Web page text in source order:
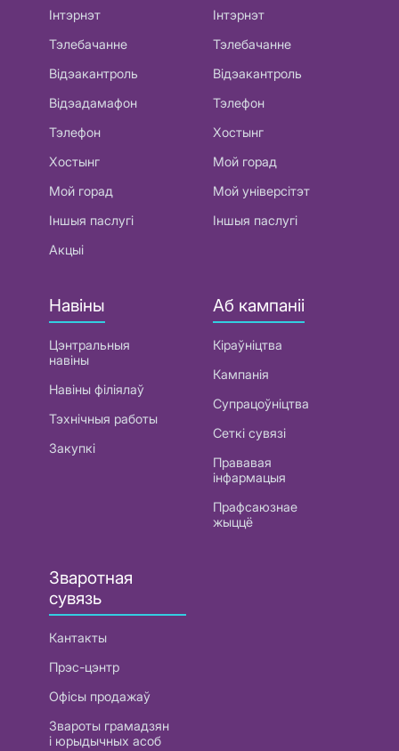
Інтэрнэт
Тэлебачанне
Відэакантроль
Відэадамафон
Тэлефон
Хостынг
Мой горад
Іншыя паслугі
Акцыі
Інтэрнэт
Тэлебачанне
Відэакантроль
Тэлефон
Хостынг
Мой горад
Мой універсітэт
Іншыя паслугі
Навіны
Цэнтральныя
навіны
Навіны філіялаў
Тэхнічныя работы
Закупкі
Аб кампаніі
Кіраўніцтва
Кампанія
Супрацоўніцтва
Сеткі сувязі
Прававая
інфармацыя
Прафсаюзнае
жыццё
Зваротная
сувязь
Кантакты
Прэс-цэнтр
Офісы продажаў
Звароты грамадзян
і юрыдычных асоб